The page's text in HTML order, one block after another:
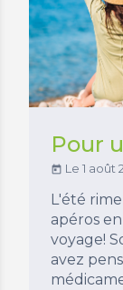
Pour
today Le 1 août
L'été
apéros
voyage!
avez